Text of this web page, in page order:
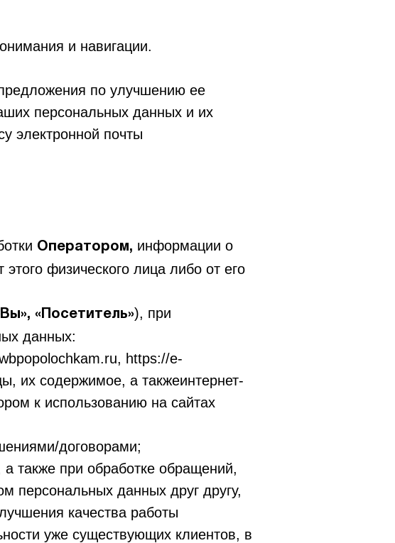
и навигации.
по улучшению ее
персональных данных и их
электронной почты
Оператором, информации о
физического лица либо от его
«Посетитель»), при
данных:
https://e-
их содержимое, а такжеинтернет-
к использованию на сайтах
договорами;
также при обработке обращений,
персональных данных друг другу,
качества работы
уже существующих клиентов, в